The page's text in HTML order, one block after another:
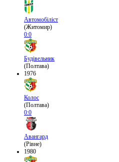
Автомобіліст
(Житомир)
0:0
Будівельник
(Полтава)
1976
Колос
(Полтава)
0:0
Авангард
(Рівне)
1980